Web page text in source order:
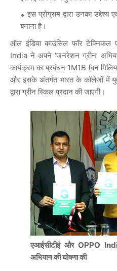
इस प्रोग्राम द्वारा उनका
बनाना है।
ऑल इंडिया काउंसिल फॉर
India ने अपने ‘जनरेशन ग्रीन’
कार्यक्रम का प्रबंधन 1M1B (वन
और इसके अंतर्गत भारत के कॉलेजों में
द्वारा ग्रीन स्किल प्रदान की जाएगी।
एआईसीटीई और OPPO
अभियान की घोषणा की